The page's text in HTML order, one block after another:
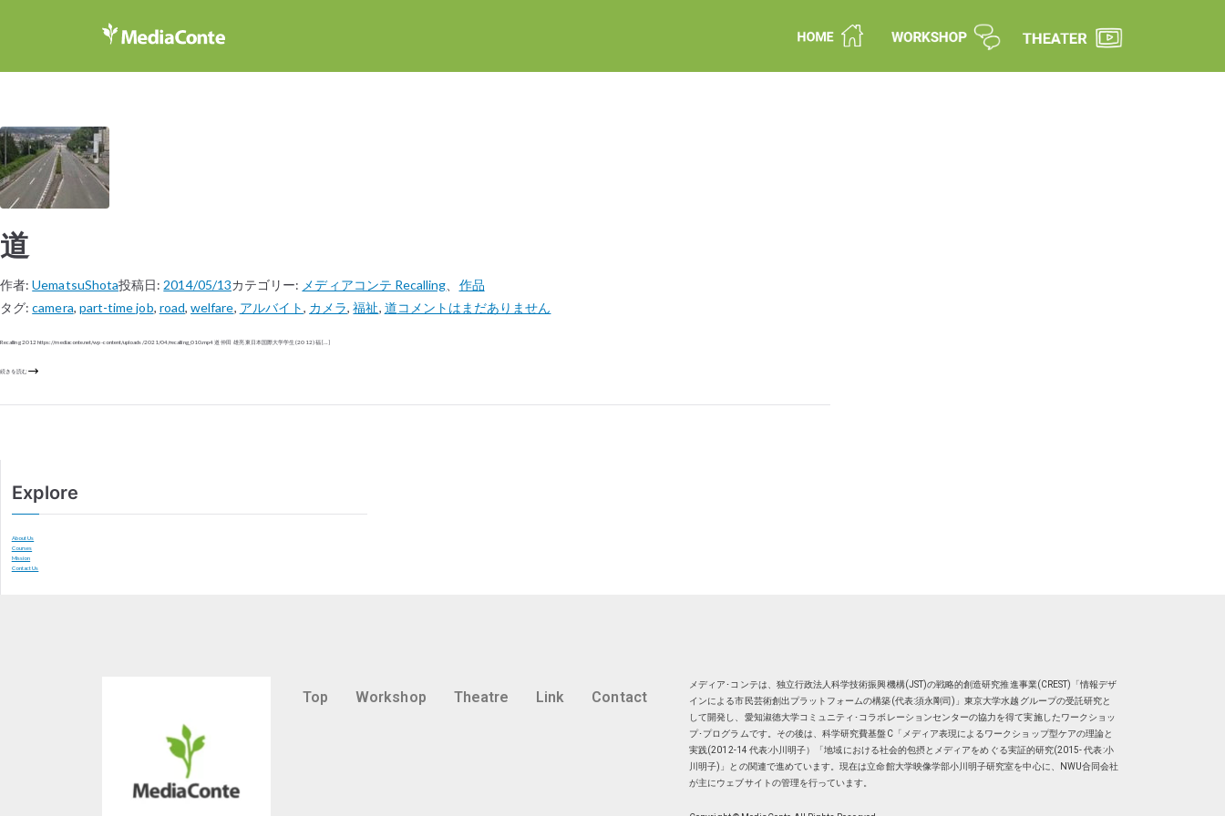
道
作者:UematsuShota投稿日: 2014/05/13カテゴリー: メディアコンテ Recalling
作品
タグ:camera, part-time job, road,welfare, アルバイト, カメラ,福祉, 道コメントはまだありません
Recalling 2012 https://mediaconte.net/wp-content/uploads/2021/04/recalling_010.mp4 道​ 仲田 雄亮 東日本国際大学学生 (2012) 福 […]
続きを読む
Explore
About Us
Courses
Mission
Contact Us
Top Workshop Theatre Link Contact
メディア･コンテは、独立行政法人科学技術振興機構(JST)の戦略的創造研究推進事業(CREST)「情報デザ
インによる市民芸術創出プラットフォームの構築(代表:須永剛司)」東京大学水越グループの受託研究と
して開発し、愛知淑徳大学コミュニティ･コラボレーションセンターの協力を得て実施したワークショッ
プ･プログラムです。その後は、科学研究費基盤C「メディア表現によるワークショップ型ケアの理論と
実践(2012-14 代表:小川明子）「地域における社会的包摂とメディアをめぐる実証的研究(2015- 代表:小
川明子)」との関連で進めています。現在は立命館大学映像学部小川明子研究室を中心に、
NWU合同会社
が主にウェブサイトの管理を行っています。